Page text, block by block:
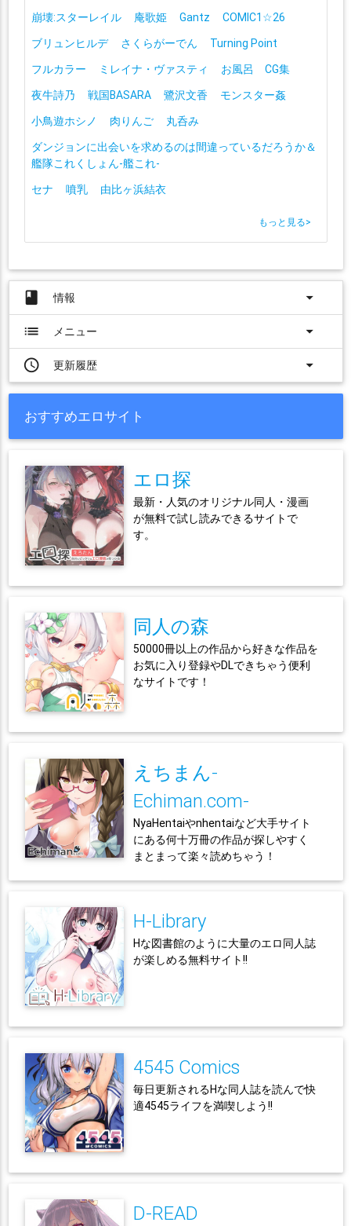
崩壊:スターレイル
庵歌姫 Gantz
COMIC1☆26
ブリュンヒルデ
さくらがーでん
Turning Point
フルカラー
ミレイナ・ヴァスティ
お風呂 CG集
夜牛詩乃
戦国BASARA 鷺沢文香
モンスター姦
小鳥遊ホシノ
肉りんご
丸呑み
ダンジョンに出会いを求めるのは間違っているだろうか＆
艦隊これくしょん-艦これ-
セナ
噴乳 由比ヶ浜結衣
もっと見る>
book 情報
arrow_drop_down
list
メニュー
arrow_drop_down
access_time
更新履歴 arrow_drop_down
おすすめエロサイト
エロ探
最新・人気のオリジナル同人・漫画
が無料で試し読みできるサイトで
す。
同人の森
50000冊以上の作品から好きな作品を
お気に入り登録やDLできちゃう便利
なサイトです！
えちまん-
Echiman.com-
NyaHentaiやnhentaiなど大手サイト
にある何十万冊の作品が探しやすく
まとまって楽々読めちゃう！
H-Library
Hな図書館のように大量のエロ同人誌
が楽しめる無料サイト!!
4545 Comics
毎日更新されるHな同人誌を読んで快
適4545ライフを満喫しよう!!
D-READ